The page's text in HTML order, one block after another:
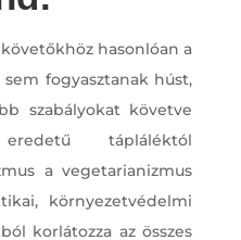
hasonlóan a
fogyasztanak húst,
szabályokat követve
tápláléktól
a vegetarianizmus
környezetvédelmi
korlátozza az összes